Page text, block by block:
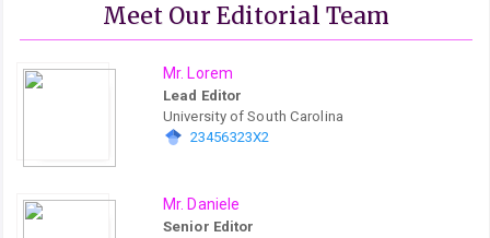
Meet Our Editorial Team
Mr. Lorem
Lead Editor
University of South Carolina
23456323X2
Mr. Daniele
Senior Editor